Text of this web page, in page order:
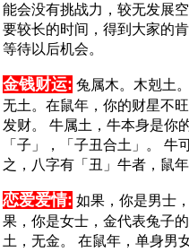
能会没有挑战力，较无发展
要较长的时间，得到大家的
等待以后机会。
金钱财运: 兔属木。木剋土
无土。在鼠年，你的财星不
发财。 牛属土，牛本身是你
「子」，「子丑合土」。 牛
之，八字有「丑」牛者，鼠年
恋爱爱情: 如果，你是男士
果，你是女士，金代表兔子
土，无金。 在鼠年，单身男